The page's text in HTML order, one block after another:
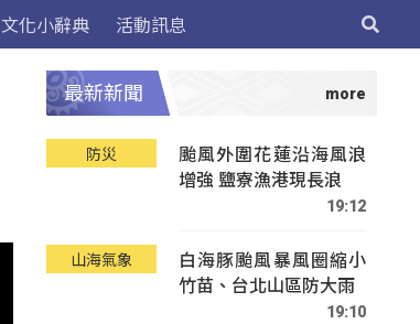
文化小辭典 活動訊息
最新新聞
防災
颱風外圍花蓮沿海風浪
增強 鹽寮漁港現長浪
19:12
山海氣象
白海豚颱風暴風圈縮小
竹苗、台北山區防大雨
19:10